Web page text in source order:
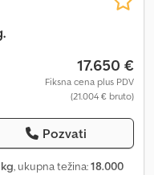
17.650 €
Fiksna cena plus PDV
(21.004 € bruto)
Pozvati
, ukupna težina:18.000